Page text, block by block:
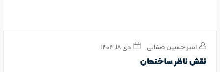
امیر حسین صفایی دی ۱۸, ۱۴۰۴
نقش ناظر ساختمان